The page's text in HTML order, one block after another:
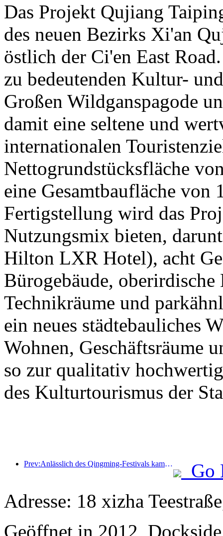
Das Projekt Qujiang
des neuen Bezirks Xi'an
östlich der Ci'en East
zu bedeutenden Kultur-
Großen Wildganspagode
damit eine seltene und
internationalen
Nettogrundstücksfläche
eine Gesamtbaufläche von
Fertigstellung wird das
Nutzungsmix bieten,
Hilton LXR Hotel), acht
Bürogebäude,
Technikräume und
ein neues städtebauliches
Wohnen, Geschäftsräume
so zur qualitativ
des Kulturtourismus der
Prev:Anlässlich des Qingming-Festivals kam es aufgrund des verlängerten Urlaubs zu einem Anstieg der Reisetätigkeit, wobei Ausflüge und die Besichtigung der Blütenpracht in vielen Städten zu erhöhten Besucherzahlen führten.
Go
Adresse: 18 xizha
Geöffnet in 2012,